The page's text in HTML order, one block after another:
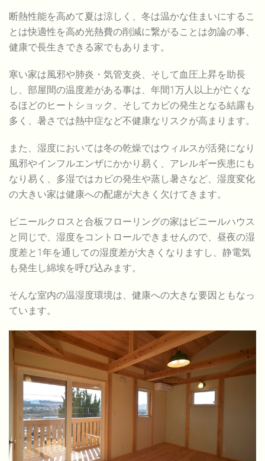
断熱性能を高めて夏は涼しく、冬は温かな住まいにするこ
とは快適性を高め光熱費の削減に繋がることは勿論の事、
健康で長生きできる家でもあります。
寒い家は風邪や肺炎・気管支炎、そして血圧上昇を助長
し、部屋間の温度差がある事は、年間1万人以上が亡くな
るほどのヒートショック、そしてカビの発生となる結露も
多く、暑さでは熱中症など不健康なリスクが高まります。
また、湿度においては冬の乾燥ではウィルスが活発になり
風邪やインフルエンザにかかり易く、アレルギー疾患にも
なり易く、多湿ではカビの発生や蒸し暑さなど、湿度変化
の大きい家は健康への配慮が大きく欠けてきます。
ビニールクロスと合板フローリングの家はビニールハウス
と同じで、湿度をコントロールできませんので、昼夜の湿
度差と1年を通しての湿度差が大きくなりますし、静電気
も発生し綿埃を呼び込みます。
そんな室内の温湿度環境は、健康への大きな要因ともなっ
ています。